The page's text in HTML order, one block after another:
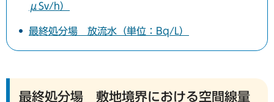
μSv/h）
最終処分場 放流水（単位：Bq/L）
最終処分場 敷地境界における空間線量